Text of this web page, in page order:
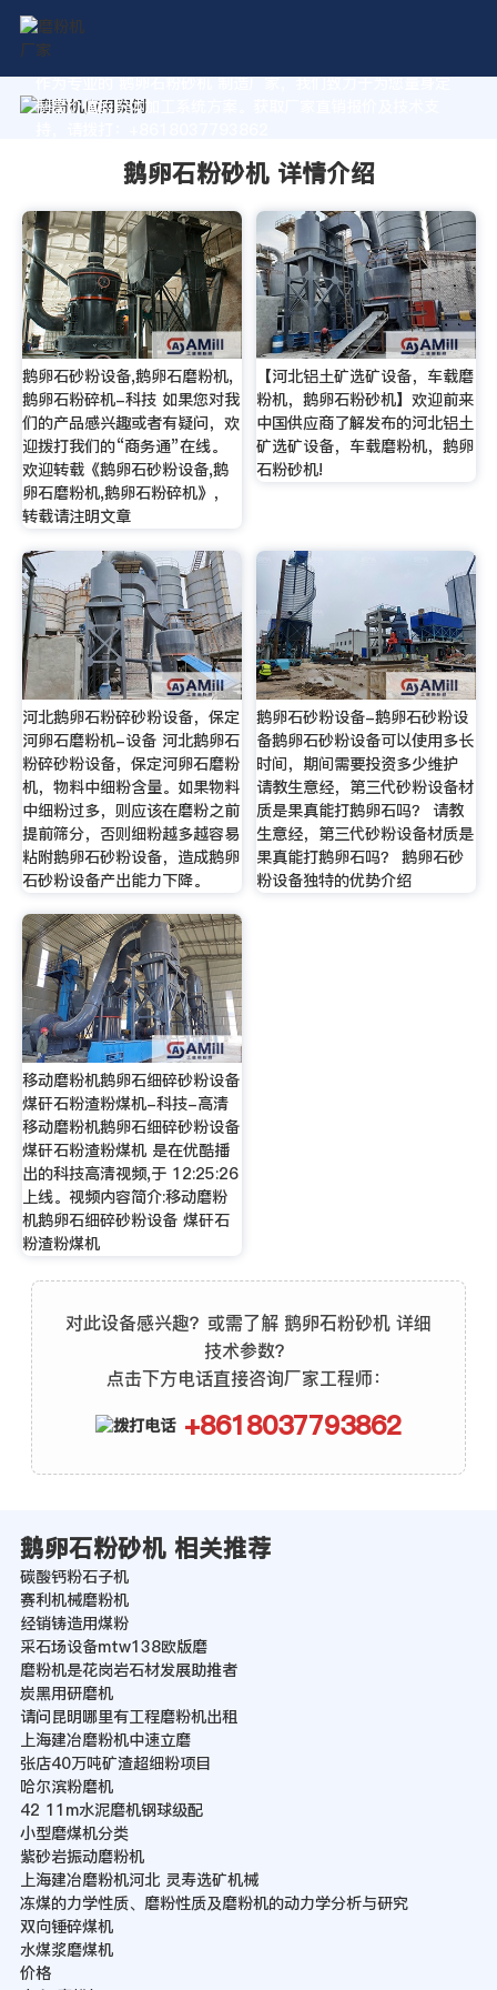
作为专业的 鹅卵石粉砂机 制造厂家，我们致力于为您量身定
制高价值的粉体加工系统方案。获取厂家直销报价及技术支
鹅卵石粉砂机 详情介绍
鹅卵石砂粉设备,鹅卵石磨粉机,
鹅卵石粉碎机-科技 如果您对我
们的产品感兴趣或者有疑问，欢
迎拨打我们的“商务通”在线。
欢迎转载《鹅卵石砂粉设备,鹅
卵石磨粉机,鹅卵石粉碎机》，
转载请注明文章
【河北铝土矿选矿设备，车载磨
粉机，鹅卵石粉砂机】欢迎前来
中国供应商了解发布的河北铝土
矿选矿设备，车载磨粉机，鹅卵
石粉砂机!
河北鹅卵石粉碎砂粉设备，保定
河卵石磨粉机-设备 河北鹅卵石
粉碎砂粉设备，保定河卵石磨粉
机，物料中细粉含量。如果物料
中细粉过多，则应该在磨粉之前
提前筛分，否则细粉越多越容易
粘附鹅卵石砂粉设备，造成鹅卵
石砂粉设备产出能力下降。
鹅卵石砂粉设备-鹅卵石砂粉设
备鹅卵石砂粉设备可以使用多长
时间，期间需要投资多少维护
请教生意经，第三代砂粉设备材
质是果真能打鹅卵石吗？ 请教
生意经，第三代砂粉设备材质是
果真能打鹅卵石吗？ 鹅卵石砂
粉设备独特的优势介绍
移动磨粉机鹅卵石细碎砂粉设备
煤矸石粉渣粉煤机-科技-高清
移动磨粉机鹅卵石细碎砂粉设备
煤矸石粉渣粉煤机 是在优酷播
出的科技高清视频,于 12:25:26
上线。视频内容简介:移动磨粉
机鹅卵石细碎砂粉设备 煤矸石
粉渣粉煤机
对此设备感兴趣？或需了解 鹅卵石粉砂机 详细
技术参数？
点击下方电话直接咨询厂家工程师：
+8618037793862
鹅卵石粉砂机 相关推荐
碳酸钙粉石子机
赛利机械磨粉机
经销铸造用煤粉
采石场设备mtw138欧版磨
磨粉机是花岗岩石材发展助推者
炭黑用研磨机
请问昆明哪里有工程磨粉机出租
上海建冶磨粉机中速立磨
张店40万吨矿渣超细粉项目
哈尔滨粉磨机
42 11m水泥磨机钢球级配
小型磨煤机分类
紫砂岩振动磨粉机
上海建冶磨粉机河北 灵寿选矿机械
冻煤的力学性质、磨粉性质及磨粉机的动力学分析与研究
双向锤碎煤机
水煤浆磨煤机
价格